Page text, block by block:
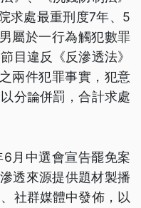
求處最重刑度7年、5
屬於一行為觸犯數罪
目違反《反滲透法》
兩件犯罪事實，犯意
分論併罰，合計求處
月中選會宣告罷免案
透來源提供題材製播
社群媒體中發佈，以